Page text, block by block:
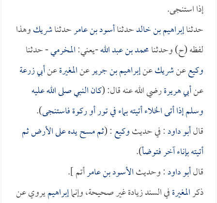
إذا استنجى.
حدثناإبراهيم بن خالدحدثناأسود بن عامرحدثناشريكوهذا
لفظه (ح) وحدثنامحمد بن عبد الله-يعني:المخرمي- حدثنا
وكيععنشريكعنإبراهيم بن جريرعنالمغيرةعنأبي زرعة
عنأبي هريرةرضي الله عنه قال: (كان النبي صلى الله عليه
وسلم إذا أتى الخلاء أتيته بماء في تور أو ركوة فاستنجى).
قالأبو داود: في حديثوكيع: (ثم مسح يده على الأرض ثم
أتيته بإناء آخر فتوضأ).
قالأبو داود: وحديثالأسود بن عامرأتم ].
ذكرالمغيرةفي السند زيادة غير صحيحة، وإنماإبراهيميروي عن